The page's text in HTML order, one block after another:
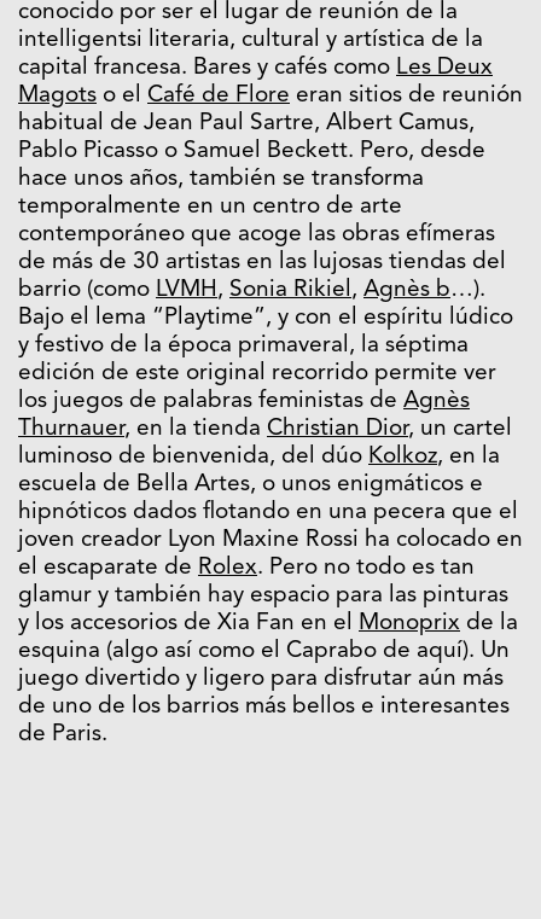
conocido por ser el lugar de reunión de la
intelligentsi literaria, cultural y artística de la
capital francesa. Bares y cafés como Les Deux
Magots o el Café de Flore eran sitios de reunión
habitual de Jean Paul Sartre, Albert Camus,
Pablo Picasso o Samuel Beckett. Pero, desde
hace unos años, también se transforma
temporalmente en un centro de arte
contemporáneo que acoge las obras efímeras
de más de 30 artistas en las lujosas tiendas del
barrio (como LVMH, Sonia Rikiel, Agnès b…).
Bajo el lema “Playtime”, y con el espíritu lúdico
y festivo de la época primaveral, la séptima
edición de este original recorrido permite ver
los juegos de palabras feministas de Agnès
Thurnauer, en la tienda Christian Dior, un cartel
luminoso de bienvenida, del dúo Kolkoz, en la
escuela de Bella Artes, o unos enigmáticos e
hipnóticos dados flotando en una pecera que el
joven creador Lyon Maxine Rossi ha colocado en
el escaparate de Rolex. Pero no todo es tan
glamur y también hay espacio para las pinturas
y los accesorios de Xia Fan en el Monoprix de la
esquina (algo así como el Caprabo de aquí). Un
juego divertido y ligero para disfrutar aún más
de uno de los barrios más bellos e interesantes
de Paris.